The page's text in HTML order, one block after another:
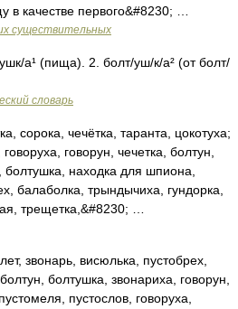
в качестве первого&#8230; …
существительных
а¹ (пища). 2. болт/уш/к/а² (от болт/
словарь
сорока, чечётка, таранта, цокотуха;
говорун, чечетка, болтун,
болтушка, находка для шпиона,
балаболка, трындычиха, гундорка,
трещетка,&#8230; …
звонарь, висюлька, пустобрех,
болтушка, звонариха, говорун,
пустослов, говоруха,